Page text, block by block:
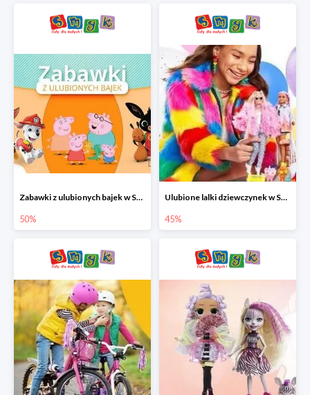
Zabawki z ulubionych bajek w Smyku do -50%
50%
Ulubione lalki dziewczynek w Smyku do -45%
45%